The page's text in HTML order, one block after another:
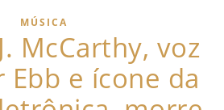
MÚSICA
McCarthy, voz
Ebb e ícone da